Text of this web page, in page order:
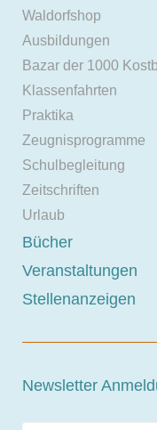
Waldorfshop
Ausbildungen
Bazar der 1000
Klassenfahrten
Praktika
Zeugnisprogramme
Schulbegleitung
Zeitschriften
Urlaub
Bücher
Veranstaltungen
Stellenanzeigen
Newsletter